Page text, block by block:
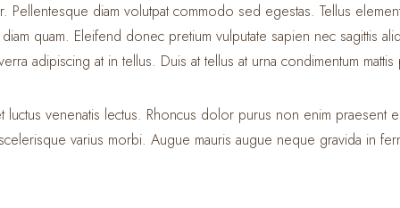
Pellentesque diam volutpat commodo sed egestas. Tellus
quam. Eleifend donec pretium vulputate sapien nec sagittis
adipiscing at in tellus. Duis at tellus at urna condimentum
luctus venenatis lectus. Rhoncus dolor purus non enim praesent
varius morbi. Augue mauris augue neque gravida in